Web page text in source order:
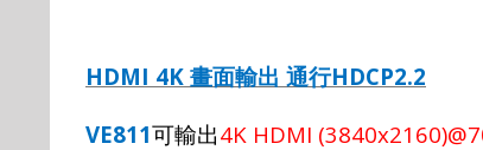
HDMI 4K 畫面輸出 通行HDCP2.2
VE811可輸出4K HDMI